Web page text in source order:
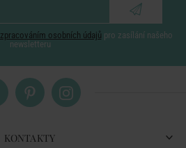
zpracováním osobních údajů pro zasílání našeho
newsletteru
KONTAKTY